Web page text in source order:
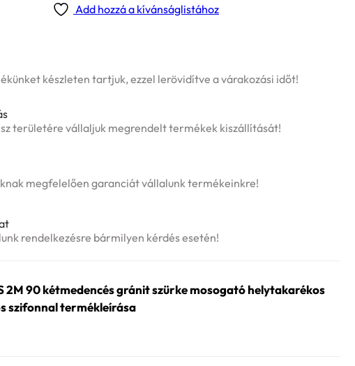
Add hozzá a kívánságlistához
készleten tartjuk, ezzel lerövidítve a várakozási időt!
területére vállaljuk megrendelt termékek kiszállítását!
megfelelően garanciát vállalunk termékeinkre!
rendelkezésre bármilyen kérdés esetén!
2M 90 kétmedencés gránit szürke mosogató helytakarékos
szifonnal termékleírása